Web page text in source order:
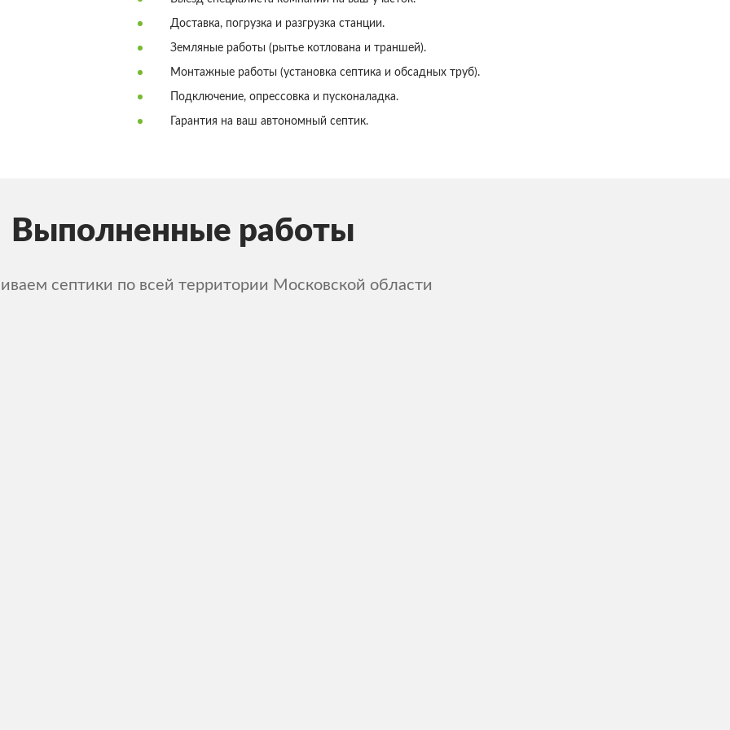
Доставка, погрузка и разгрузка станции.
Земляные работы (рытье котлована и траншей).
Монтажные работы (установка септика и обсадных труб).
Подключение, опрессовка и пусконаладка.
Гарантия на ваш автономный септик.
Выполненные работы
септики по всей территории Московской области